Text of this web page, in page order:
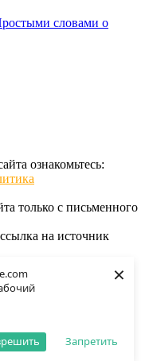
Запретить
×
словами о
ознакомьтесь:
только с письменного
на источник